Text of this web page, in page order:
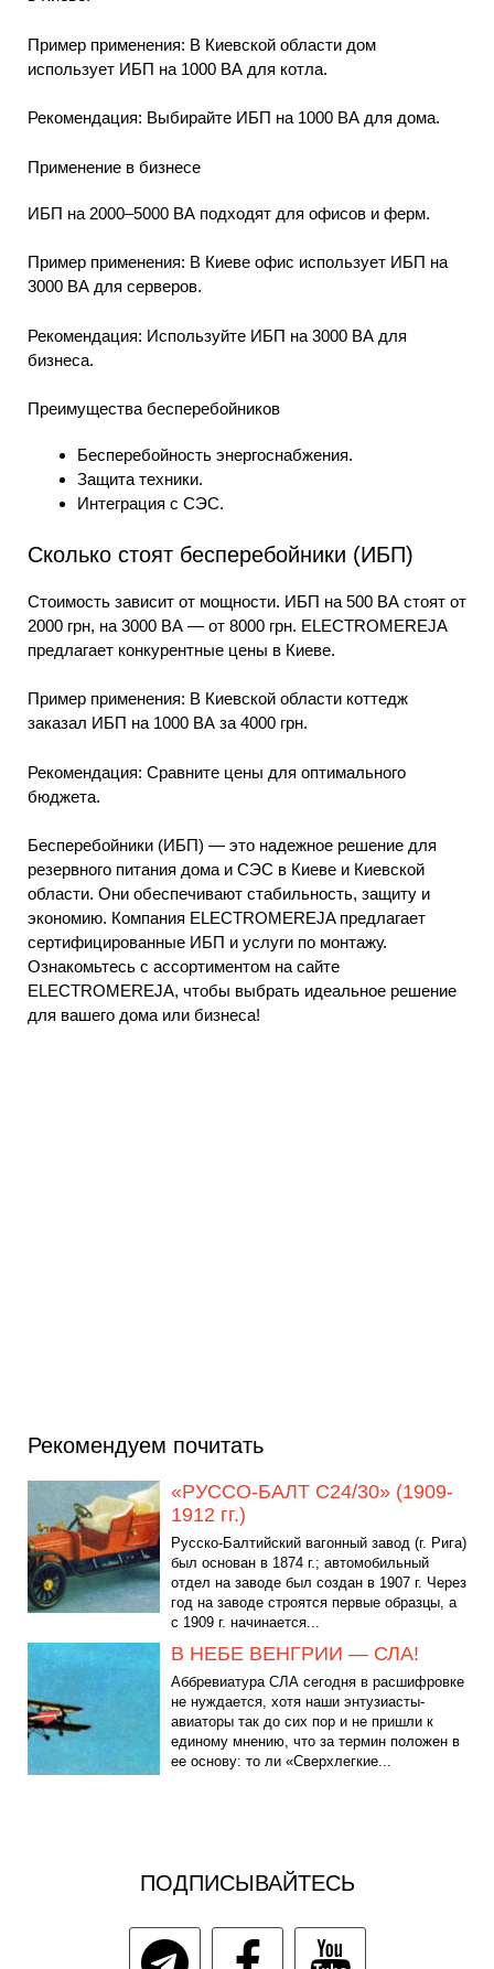
Пример применения: В Киевской области дом
использует ИБП на 1000 ВА для котла.
Рекомендация: Выбирайте ИБП на 1000 ВА для дома.
Применение в бизнесе
ИБП на 2000–5000 ВА подходят для офисов и ферм.
Пример применения: В Киеве офис использует ИБП на
3000 ВА для серверов.
Рекомендация: Используйте ИБП на 3000 ВА для
бизнеса.
Преимущества бесперебойников
Бесперебойность энергоснабжения.
Защита техники.
Интеграция с СЭС.
Сколько стоят бесперебойники (ИБП)
Стоимость зависит от мощности. ИБП на 500 ВА стоят от
2000 грн, на 3000 ВА — от 8000 грн. ELECTROMEREJA
предлагает конкурентные цены в Киеве.
Пример применения: В Киевской области коттедж
заказал ИБП на 1000 ВА за 4000 грн.
Рекомендация: Сравните цены для оптимального
бюджета.
Бесперебойники (ИБП) — это надежное решение для
резервного питания дома и СЭС в Киеве и Киевской
области. Они обеспечивают стабильность, защиту и
экономию. Компания ELECTROMEREJA предлагает
сертифицированные ИБП и услуги по монтажу.
Ознакомьтесь с ассортиментом на сайте
ELECTROMEREJA, чтобы выбрать идеальное решение
для вашего дома или бизнеса!
Рекомендуем почитать
«РУССО-БАЛТ С24/30» (1909-
1912 гг.)
Русско-Балтийский вагонный завод (г. Рига)
был основан в 1874 г.; автомобильный
отдел на заводе был создан в 1907 г. Через
год на заводе строятся первые образцы, а
с 1909 г. начинается...
В НЕБЕ ВЕНГРИИ — СЛА!
Аббревиатура СЛА сегодня в расшифровке
не нуждается, хотя наши энтузиасты-
авиаторы так до сих пор и не пришли к
единому мнению, что за термин положен в
ее основу: то ли «Сверхлегкие...
ПОДПИСЫВАЙТЕСЬ